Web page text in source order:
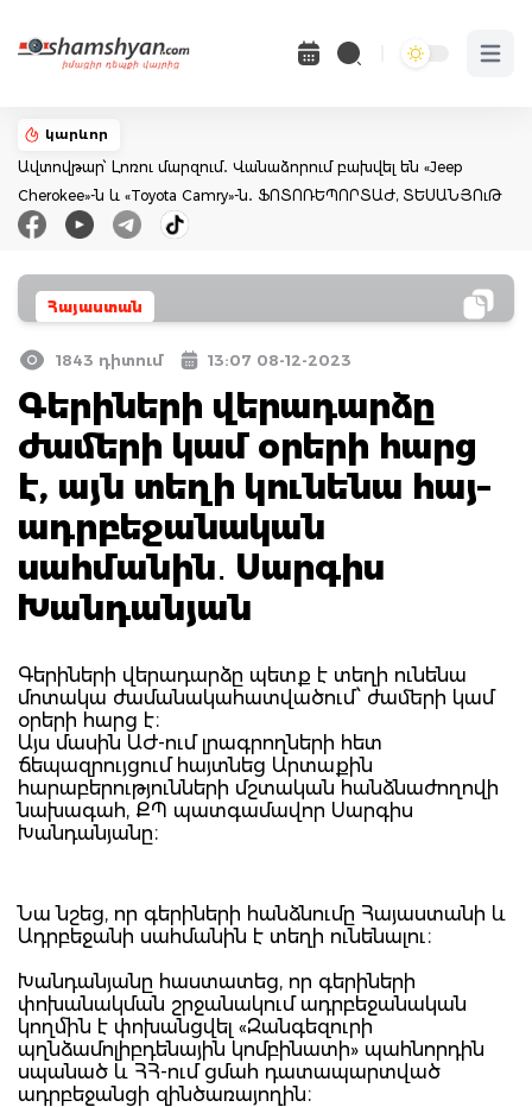
Open
կարևոր
Ավտովթար՝ Լոռու մարզում․ Վանաձորում բախվել են «Jeep
Cherokee»-ն և «Toyota Camry»-ն․ ՖՈՏՈՌԵՊՈՐՏԱԺ, ՏԵՍԱՆՅՈւԹ
Հայաստան
1843 դիտում 13:07 08-12-2023
Գերիների վերադարձը
ժամերի կամ օրերի հարց
է, այն տեղի կունենա հայ–
ադրբեջանական
սահմանին․ Սարգիս
Խանդանյան
Գերիների վերադարձը պետք է տեղի ունենա
մոտակա ժամանակահատվածում՝ ժամերի կամ
օրերի հարց է։
Այս մասին ԱԺ-ում լրագրողների հետ
ճեպազրույցում հայտնեց Արտաքին
հարաբերությունների մշտական հանձնաժողովի
նախագահ, ՔՊ պատգամավոր Սարգիս
Խանդանյանը։
Նա նշեց, որ գերիների հանձնումը Հայաստանի և
Ադրբեջանի սահմանին է տեղի ունենալու։
Խանդանյանը հաստատեց, որ գերիների
փոխանակման շրջանակում ադրբեջանական
կողմին է փոխանցվել «Զանգեզուրի
պղնձամոլիբդենային կոմբինատի» պահնորդին
սպանած և ՀՀ-ում ցմահ դատապարտված
ադրբեջանցի զինծառայողին։